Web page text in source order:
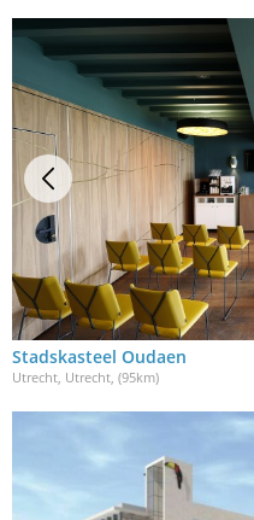
Stadskasteel Oudaen
Utrecht, Utrecht, (95km)